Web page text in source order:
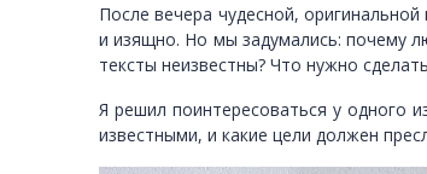
После вечера чудесной,
и изящно. Но мы задумались: почему
тексты неизвестны? Что нужно
Я решил поинтересоваться у одного
известными, и какие цели должен